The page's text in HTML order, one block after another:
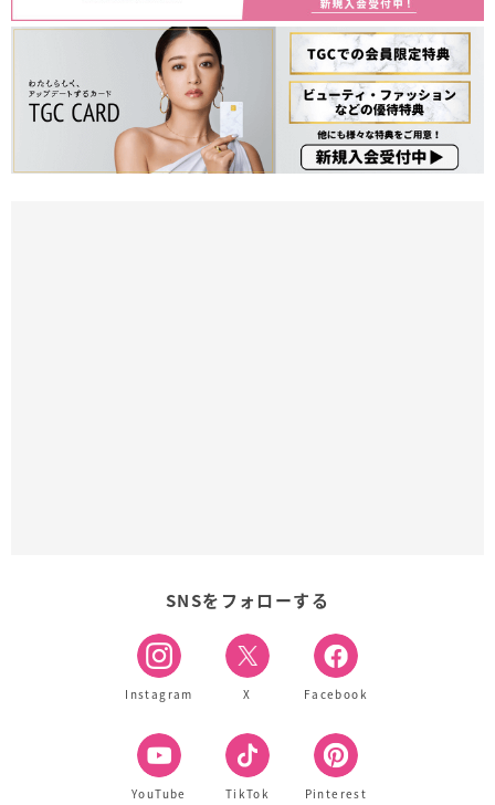
SNSをフォローする
Instagram X Facebook
YouTube TikTok Pinterest